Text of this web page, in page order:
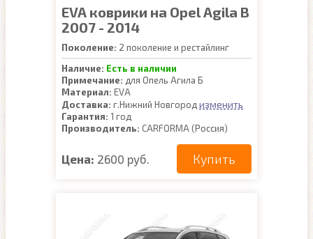
EVA коврики на Opel Agila B
2007 - 2014
Поколение: 2 поколение и рестайлинг
Наличие: Есть в наличии
Примечание: для Опель Агила Б
Материал: EVA
Доставка: г.Нижний Новгород изменить
Гарантия: 1 год
Производитель: CARFORMA (Россия)
Цена: 2600 руб. Купить